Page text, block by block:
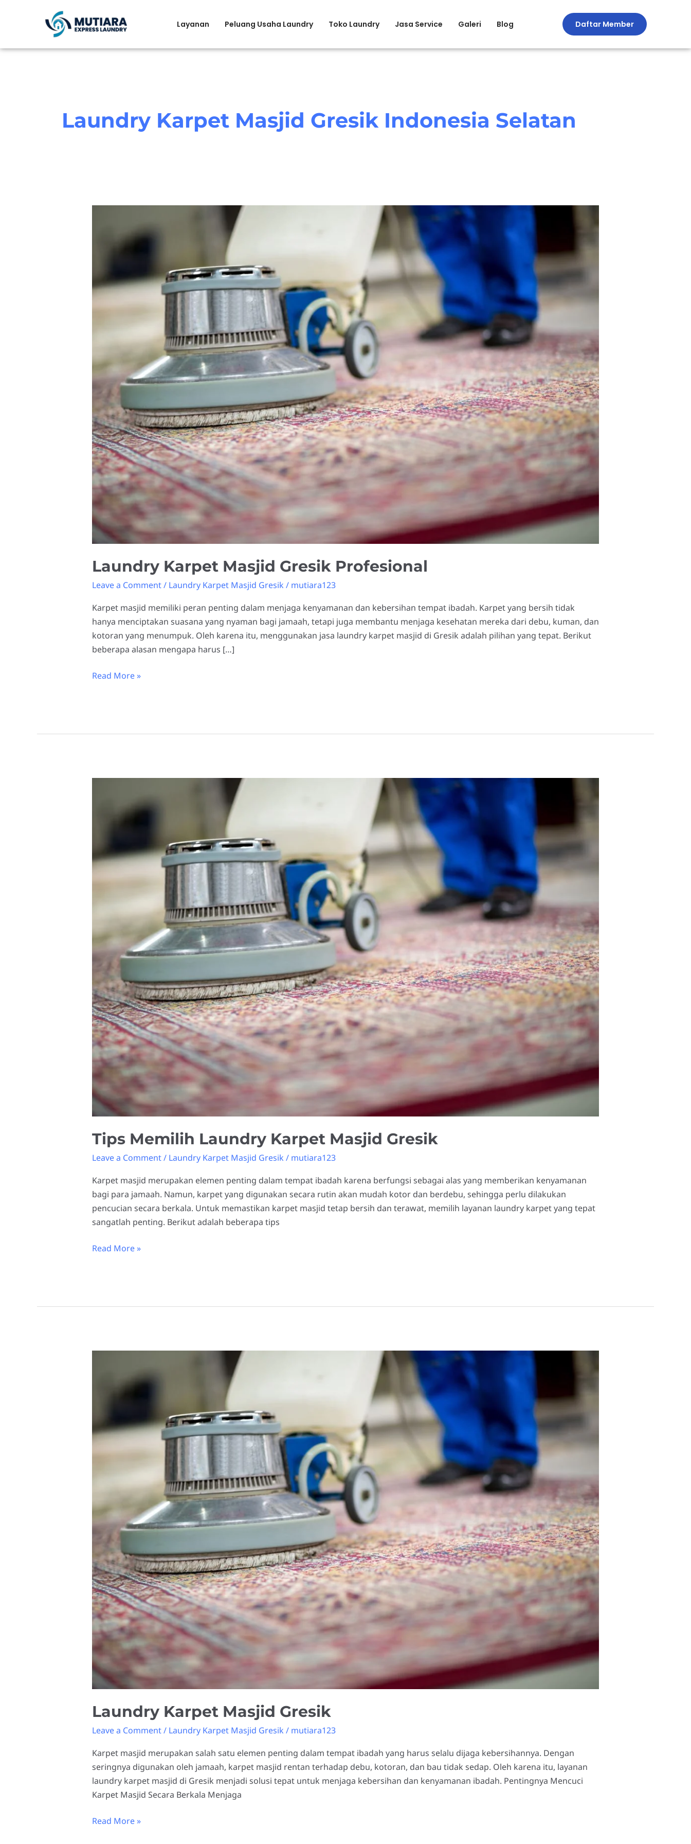
Layanan Peluang Usaha Laundry Toko Laundry Jasa Service Galeri Blog Daftar Member
Laundry Karpet Masjid Gresik Indonesia Selatan
Laundry Karpet Masjid Gresik Profesional
Leave a Comment/ Laundry Karpet Masjid Gresik / mutiara123
Karpet masjid memiliki peran penting dalam menjaga kenyamanan dan kebersihan tempat ibadah. Karpet yang bersih tidak
hanya menciptakan suasana yang nyaman bagi jamaah, tetapi juga membantu menjaga kesehatan mereka dari debu, kuman, dan
kotoran yang menumpuk. Oleh karena itu, menggunakan jasa laundry karpet masjid di Gresik adalah pilihan yang tepat. Berikut
beberapa alasan mengapa harus […]
Read More »
Tips Memilih Laundry Karpet Masjid Gresik
Leave a Comment/ Laundry Karpet Masjid Gresik / mutiara123
Karpet masjid merupakan elemen penting dalam tempat ibadah karena berfungsi sebagai alas yang memberikan kenyamanan
bagi para jamaah. Namun, karpet yang digunakan secara rutin akan mudah kotor dan berdebu, sehingga perlu dilakukan
pencucian secara berkala. Untuk memastikan karpet masjid tetap bersih dan terawat, memilih layanan laundry karpet yang tepat
sangatlah penting. Berikut adalah beberapa tips
Laundry
Gresik
Read More »
Laundry Karpet Masjid Gresik
Leave a Comment/ Laundry Karpet Masjid Gresik / mutiara123
Karpet masjid merupakan salah satu elemen penting dalam tempat ibadah yang harus selalu dijaga kebersihannya. Dengan
seringnya digunakan oleh jamaah, karpet masjid rentan terhadap debu, kotoran, dan bau tidak sedap. Oleh karena itu, layanan
laundry karpet masjid di Gresik menjadi solusi tepat untuk menjaga kebersihan dan kenyamanan ibadah. Pentingnya Mencuci
Karpet Masjid Secara Berkala Menjaga
Read More »